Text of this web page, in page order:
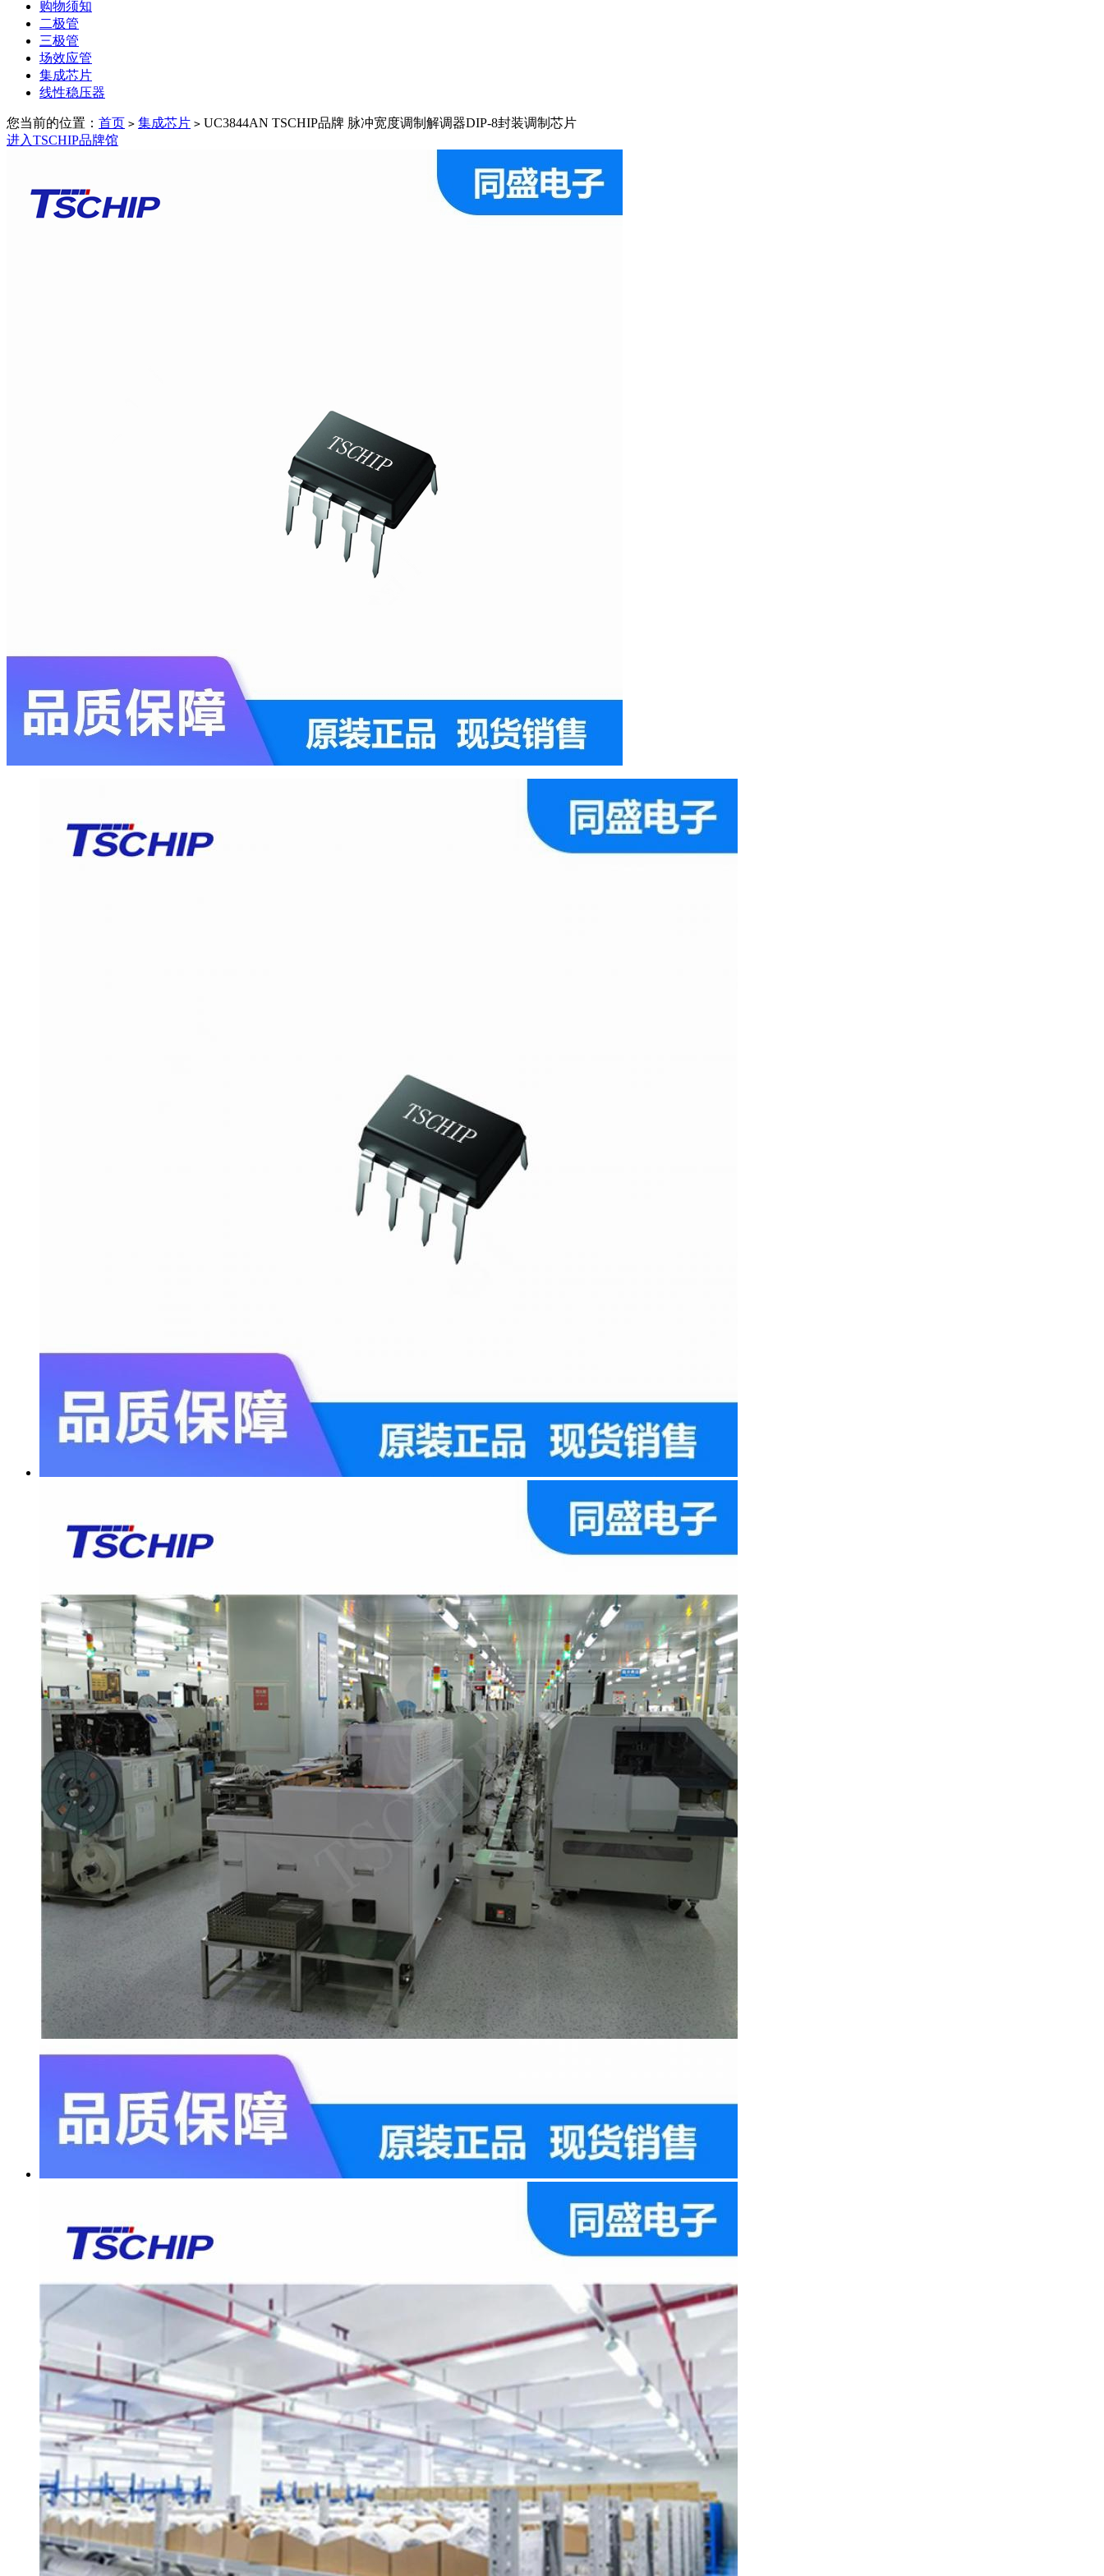
购物须知
二极管
三极管
场效应管
集成芯片
线性稳压器
您当前的位置： 首页 > 集成芯片 > UC3844AN TSCHIP品牌 脉冲宽度调制解调器DIP-8封装调制芯片
进入TSCHIP品牌馆